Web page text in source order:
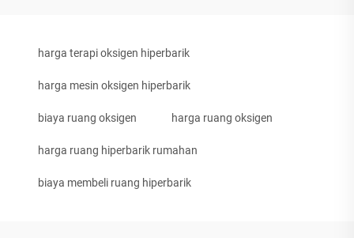
harga terapi oksigen hiperbarik
harga mesin oksigen hiperbarik
biaya ruang oksigen harga ruang oksigen
harga ruang hiperbarik rumahan
biaya membeli ruang hiperbarik